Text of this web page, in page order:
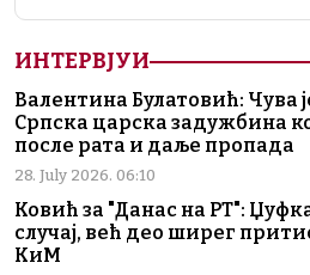
ИНТЕРВЈУИ
Валентина Булатовић: Чува
Српска царска задужбина
после рата и даље пропада
28. July 2026. 06:10
Ковић за "Данас на РТ":
случај, већ део ширег
КиМ